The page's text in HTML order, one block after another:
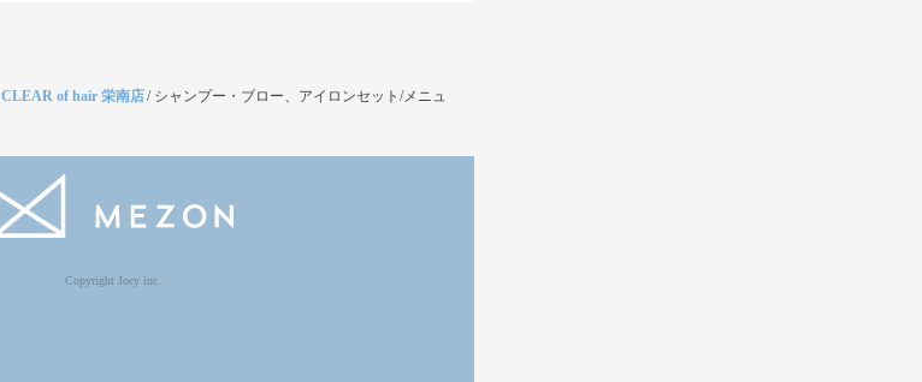
CLEAR of hair 栄南店/ シャンプー・ブロー、アイロンセット/メニュ
Copyright Jocy inc.